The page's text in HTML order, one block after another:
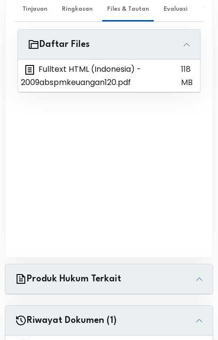
Tinjauan Ringkasan Files & Tautan Evaluasi ✨
Daftar Files
Fulltext HTML (Indonesia) -
2009abspmkeuangan120.pdf
118
MB
Produk Hukum Terkait
Riwayat Dokumen (1)